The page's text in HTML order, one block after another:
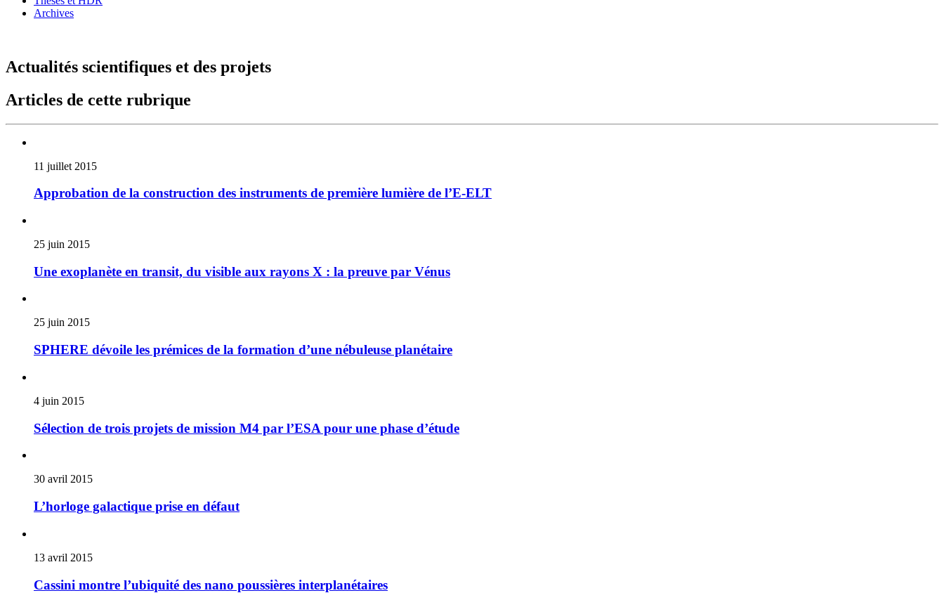
Archives
Actualités scientifiques et des projets
Articles de cette rubrique
11 juillet 2015
Approbation de la construction des instruments de première lumière de l’E-ELT
25 juin 2015
Une exoplanète en transit, du visible aux rayons X : la preuve par Vénus
25 juin 2015
SPHERE dévoile les prémices de la formation d’une nébuleuse planétaire
4 juin 2015
Sélection de trois projets de mission M4 par l’ESA pour une phase d’étude
30 avril 2015
L’horloge galactique prise en défaut
13 avril 2015
Cassini montre l’ubiquité des nano poussières interplanétaires